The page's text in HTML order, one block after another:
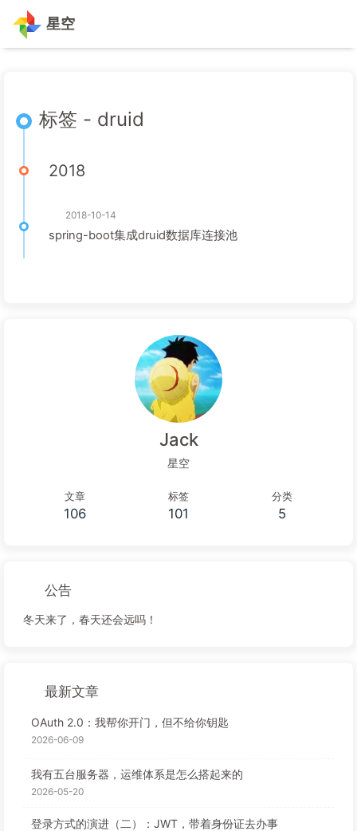
星空
标签 - druid
2018
2018-10-14
spring-boot集成druid数据库连接池
Jack
星空
文章
106
标签
101
分类
5
公告
冬天来了，春天还会远吗！
最新文章
OAuth 2.0：我帮你开门，但不给你钥匙
2026-06-09
我有五台服务器，运维体系是怎么搭起来的
2026-05-20
登录方式的演进（二）：JWT，带着身份证去办事